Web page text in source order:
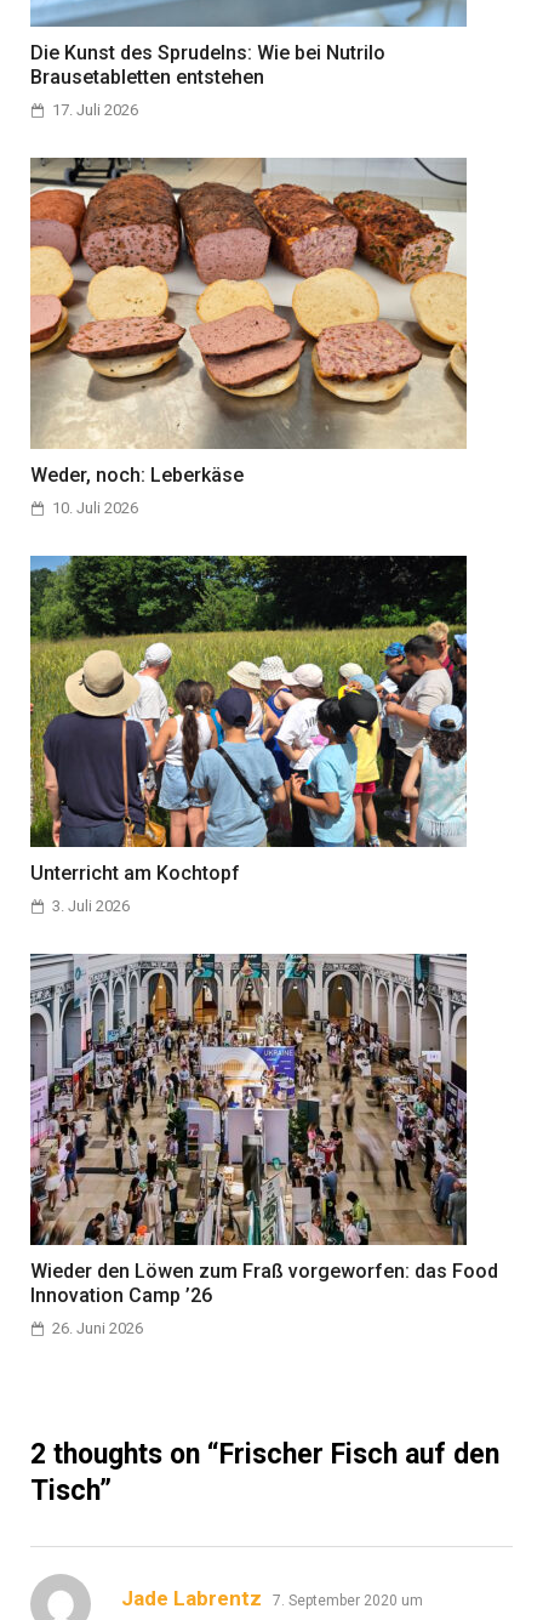
Die Kunst des Sprudelns: Wie bei Nutrilo
Brausetabletten entstehen
17. Juli 2026
Weder, noch: Leberkäse
10. Juli 2026
Unterricht am Kochtopf
3. Juli 2026
Wieder den Löwen zum Fraß vorgeworfen: das Food
Innovation Camp ’26
26. Juni 2026
2 thoughts on “Frischer Fisch auf den
Tisch”
Jade Labrentz sagt:
7. September 2020 um